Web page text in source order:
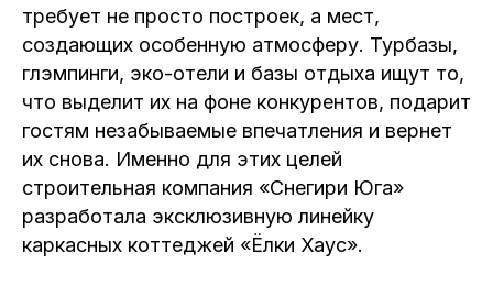
требует не просто построек, а мест,
создающих особенную атмосферу. Турбазы,
глэмпинги, эко-отели и базы отдыха ищут то,
что выделит их на фоне конкурентов, подарит
гостям незабываемые впечатления и вернет
их снова. Именно для этих целей
строительная компания «Снегири Юга»
разработала эксклюзивную линейку
каркасных коттеджей «Ёлки Хаус».